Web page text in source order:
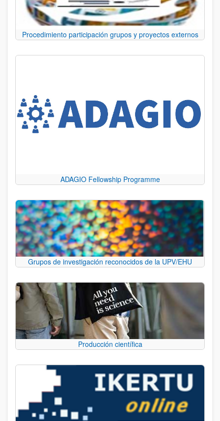
Procedimiento participación grupos y proyectos externos
ADAGIO Fellowship Programme
Grupos de investigación reconocidos de la UPV/EHU
Producción científica